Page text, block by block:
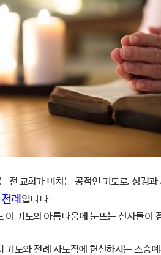
전 교회가 비치는 공적인 기도로, 성경
례 입니다.
이 기도의 아름다움에 눈뜨는 신자들이
기도와 전례 사도직에 헌신하시는 스승